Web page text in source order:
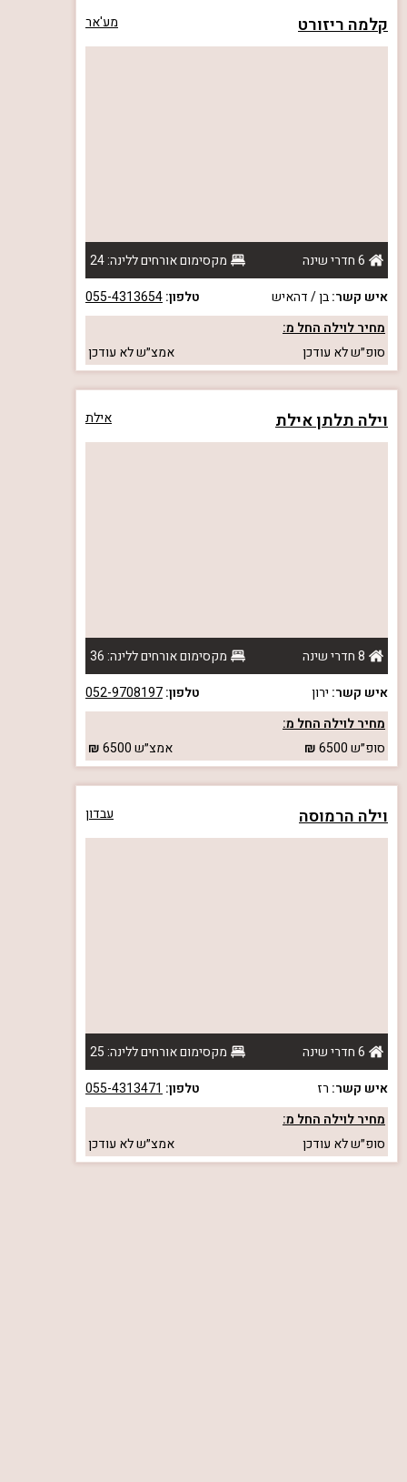
קלמה ריזורט מע'אר
6 חדרי שינה
מקסימום אורחים ללינה: 24
איש קשר:בן / דהאיש טלפון:055-4313654
מחיר לוילה החל מ:
סופ״שלא עודכן אמצ״שלא עודכן
וילה תלתן אילת אילת
8 חדרי שינה
מקסימום אורחים ללינה: 36
איש קשר: ירון טלפון:052-9708197
מחיר לוילה החל מ:
סופ״ש6500 אמצ״ש6500
וילה הרמוסה עבדון
6 חדרי שינה
מקסימום אורחים ללינה: 25
איש קשר: רז טלפון: 055-4313471
מחיר לוילה החל מ:
סופ״שלא עודכן אמצ״שלא עודכן